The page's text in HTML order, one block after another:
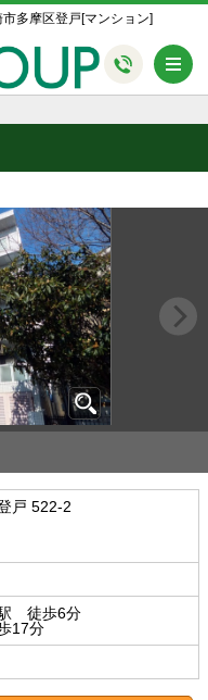
多摩区登戸[マンション]
戸 522-2
徒歩6分
17分